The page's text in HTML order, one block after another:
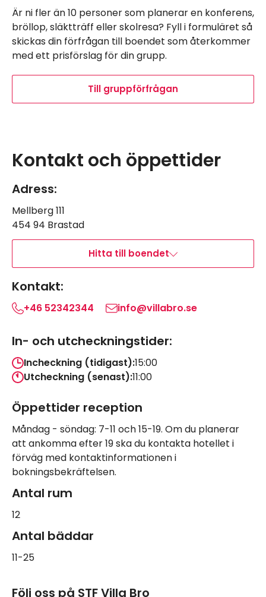
Är ni fler än 10 personer som planerar en konferens,
bröllop, släktträff eller skolresa? Fyll i formuläret så
skickas din förfrågan till boendet som återkommer
med ett prisförslag för din grupp.
Till gruppförfrågan
−
Kontakt och öppettider
Adress:
Mellberg 111
454 94 Brastad
Hitta till boendet
Kontakt:
+46 52342344 info@villabro.se
In- och utcheckningstider:
Incheckning (tidigast):15:00
Utcheckning (senast):11:00
Öppettider reception
Måndag - söndag: 7-11 och 15-19. Om du planerar
att ankomma efter 19 ska du kontakta hotellet i
förväg med kontaktinformationen i
bokningsbekräftelsen.
Antal rum
12
Antal bäddar
11-25
Följ oss på STF Villa Bro